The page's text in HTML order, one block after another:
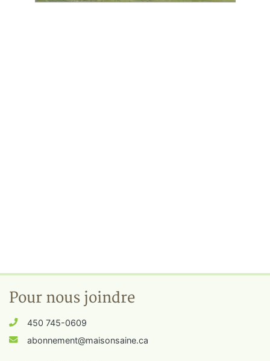
Pour nous joindre
450 745-0609
abonnement@maisonsaine.ca